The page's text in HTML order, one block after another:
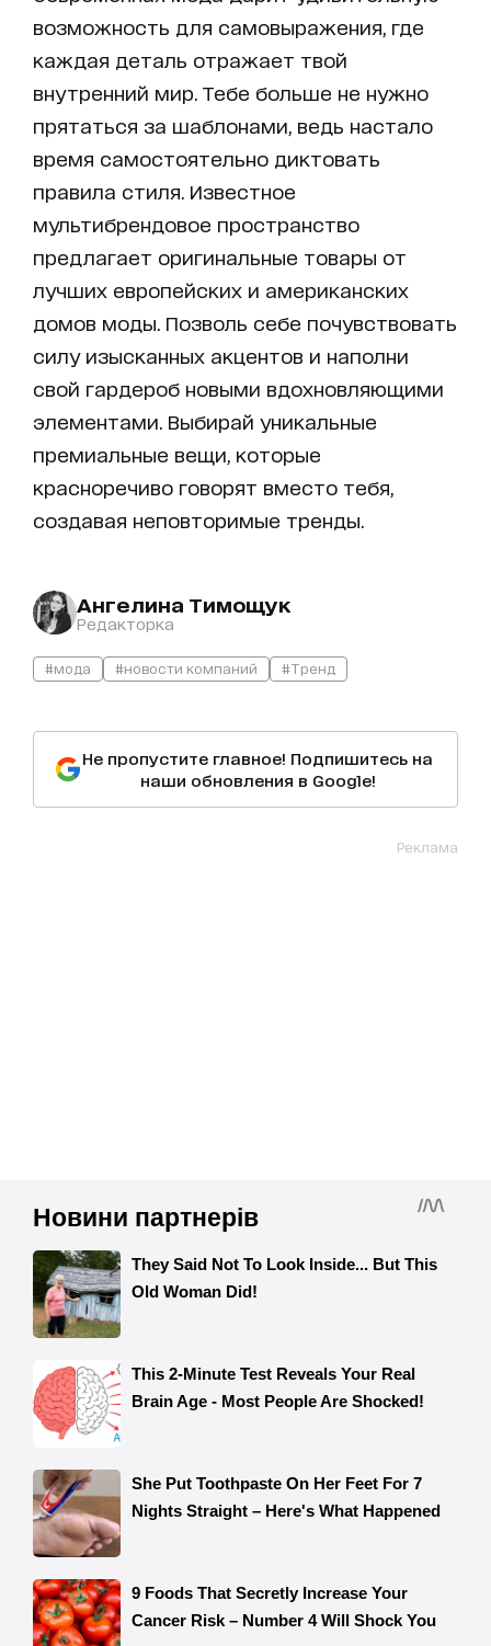
возможность для самовыражения, где
каждая деталь отражает твой
внутренний мир. Тебе больше не нужно
прятаться за шаблонами, ведь настало
время самостоятельно диктовать
правила стиля. Известное
мультибрендовое пространство
предлагает оригинальные товары от
лучших европейских и американских
домов моды. Позволь себе почувствовать
силу изысканных акцентов и наполни
свой гардероб новыми вдохновляющими
элементами. Выбирай уникальные
премиальные вещи, которые
красноречиво говорят вместо тебя,
создавая неповторимые тренды.
Ангелина Тимощук
Редакторка
#мода #новости компаний #Тренд
Не пропустите главное! Подпишитесь на
наши обновления в Google!
Реклама